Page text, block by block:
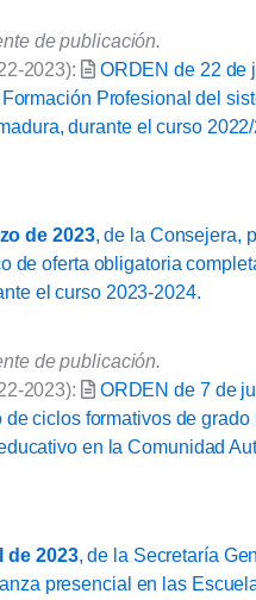
de publicación.
2023):
ORDEN de 22 de
Profesional del
durante el curso
de 2023, de la Consejera,
de oferta obligatoria
el curso 2023-2024.
de publicación.
2023):
ORDEN de 7 de
ciclos formativos de
en la Comunidad
de 2023, de la Secretaría
presencial en las